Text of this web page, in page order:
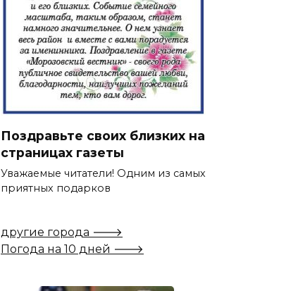
Поздравьте своих близких на
страницах газеты
Уважаемые читатели! Одним из самых
приятных подарков
другие города 🡒
Погода на 10 дней 🡒